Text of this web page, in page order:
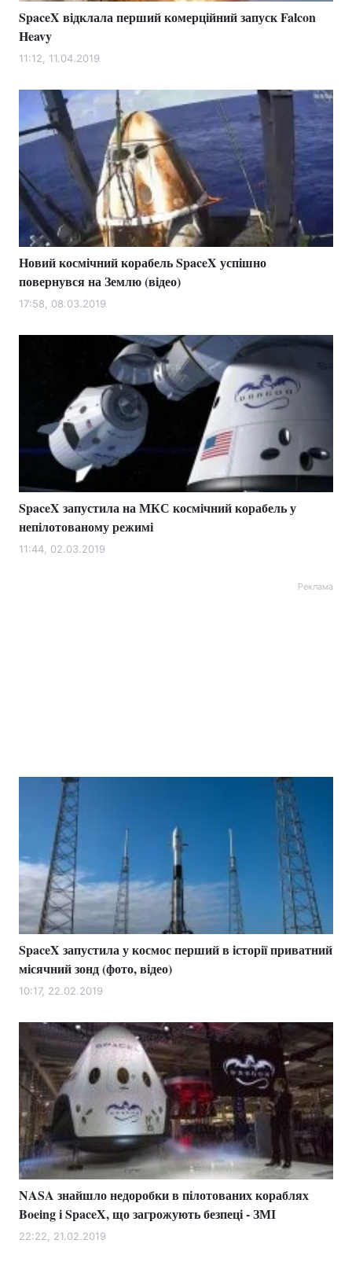
SpaceX відклала перший комерційний запуск Falcon
Heavy
11:12, 11.04.2019
Новий космічний корабель SpaceX успішно
повернувся на Землю (відео)
17:58, 08.03.2019
SpaceX запустила на МКС космічний корабель у
непілотованому режимі
11:44, 02.03.2019
Реклама
SpaceX запустила у космос перший в історії приватний
місячний зонд (фото, відео)
10:17, 22.02.2019
NASA знайшло недоробки в пілотованих кораблях
Boeing і SpaceX, що загрожують безпеці - ЗМІ
22:22, 21.02.2019